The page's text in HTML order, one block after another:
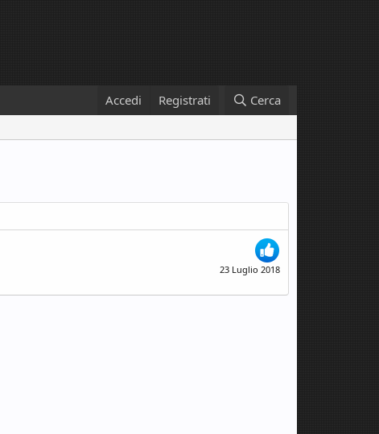
Accedi Registrati Cerca
23 Luglio 2018